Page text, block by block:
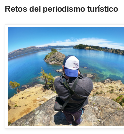
Retos del periodismo turístico